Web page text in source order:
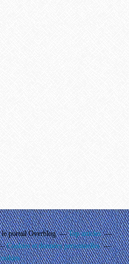
portail Overblog
Top articles
Cookies et données personnelles